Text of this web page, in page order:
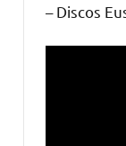
– Discos